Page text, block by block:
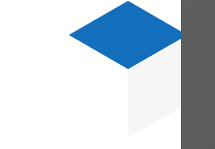
vereinbar
für
also vor dem